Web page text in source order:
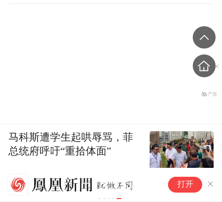
“
打开
马科斯遭学生起哄辱骂，菲
总统府呼吁“重拾体面”